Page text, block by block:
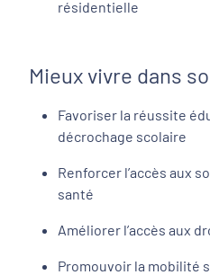
résidentielle
Mieux vivre dans
Favoriser la réussite
décrochage scolaire
Renforcer l’accès aux
santé
Améliorer l’accès aux
Promouvoir la mobilité